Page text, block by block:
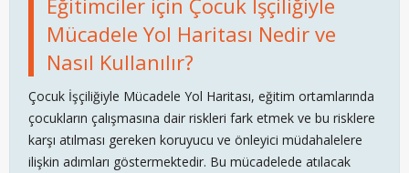
Mücadele Yol Haritası Nedir ve
Nasıl Kullanılır?
Çocuk İşçiliğiyle Mücadele Yol Haritası, eğitim ortamlarında
çocukların çalışmasına dair riskleri fark etmek ve bu risklere
karşı atılması gereken koruyucu ve önleyici müdahalelere
ilişkin adımları göstermektedir. Bu mücadelede atılacak